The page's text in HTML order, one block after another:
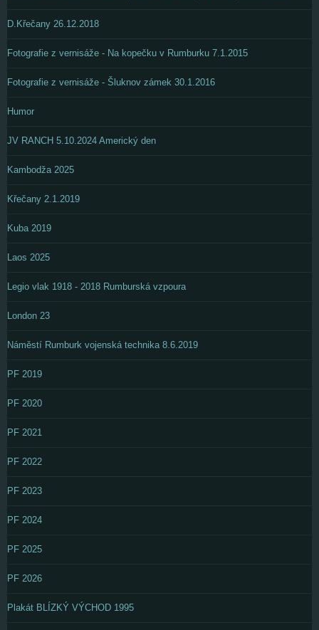
D.Křečany 26.12.2018
Fotografie z vernisáže - Na kopečku v Rumburku 7.1.2015
Fotografie z vernisáže - Šluknov zámek 30.1.2016
Humor
JV RANCH 5.10.2024 Americký den
Kambodža 2025
Křečany 2.1.2019
Kuba 2019
Laos 2025
Legio vlak 1918 - 2018 Rumburská vzpoura
London 23
Náměstí Rumburk vojenská technika 8.6.2019
PF 2019
PF 2020
PF 2021
PF 2022
PF 2023
PF 2024
PF 2025
PF 2026
Plakát BLÍZKÝ VÝCHOD 1995